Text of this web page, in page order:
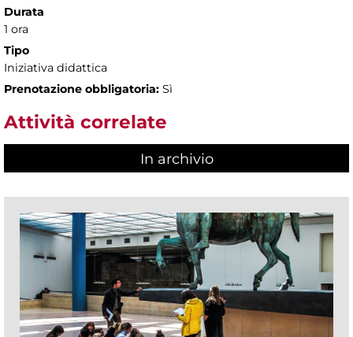
Durata
1 ora
Tipo
Iniziativa didattica
Prenotazione obbligatoria: Sì
Attività correlate
In archivio